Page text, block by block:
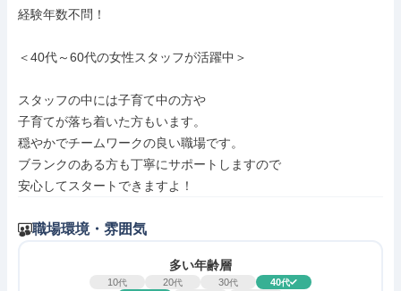
経験年数不問！
＜40代～60代の女性スタッフが活躍中＞
スタッフの中には子育て中の方や
子育てが落ち着いた方もいます。
穏やかでチームワークの良い職場です。
ブランクのある方も丁寧にサポートしますので
安心してスタートできますよ！
職場環境・雰囲気
多い年齢層
10代 20代 30代 40代